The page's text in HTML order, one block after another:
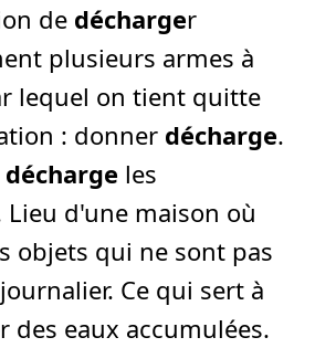
de décharger
plusieurs armes à
lequel on tient quitte
: donner décharge.
décharge les
Lieu d'une maison où
objets qui ne sont pas
Ce qui sert à
des eaux accumulées.